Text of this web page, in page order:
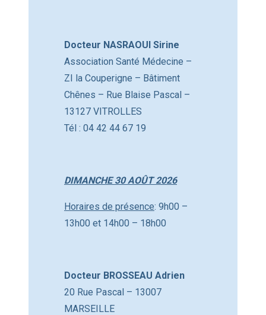
Docteur NASRAOUI Sirine
Association Santé Médecine –
ZI la Couperigne – Bâtiment
Chênes – Rue Blaise Pascal –
13127 VITROLLES
Tél : 04 42 44 67 19
DIMANCHE 30 AOÛT 2026
Horaires de présence: 9h00 –
13h00 et 14h00 – 18h00
Docteur BROSSEAU Adrien
20 Rue Pascal – 13007
MARSEILLE